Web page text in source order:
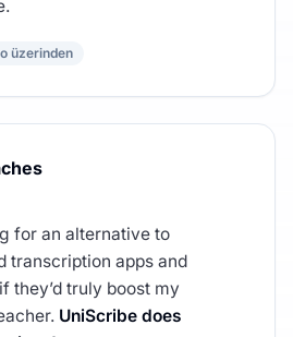
üzerinden
for an alternative to
transcription apps and
they’d truly boost my
UniScribe does